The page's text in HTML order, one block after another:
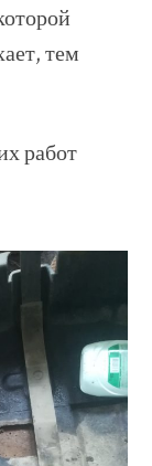
тем
работ